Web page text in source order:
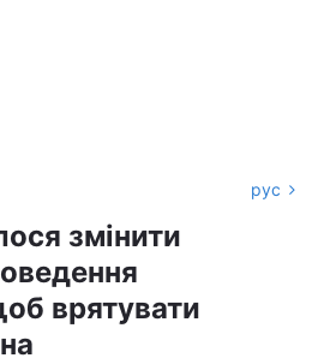
рус
змінити
врятувати